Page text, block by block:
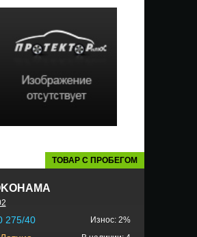
ТОВАР С ПРОБЕГОМ
275/40 Износ: 2%